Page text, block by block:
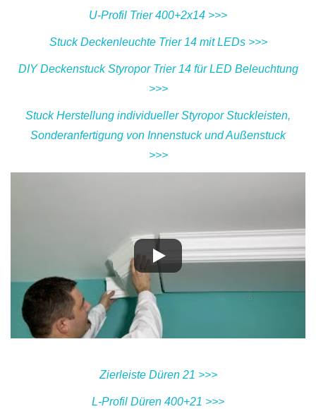
U-Profil Trier 400+2x14 >>>
Stuck Deckenleuchte Trier 14 mit LEDs >>>
DIY Deckenstuck Styropor Trier 14 für LED Beleuchtung
>>>
Stuck Herstellung individueller Styropor Stuckleisten,
Sonderanfertigung von Innenstuck und Außenstuck
>>>
Zierleiste Düren 21 >>>
L-Profil Düren 400+21 >>>